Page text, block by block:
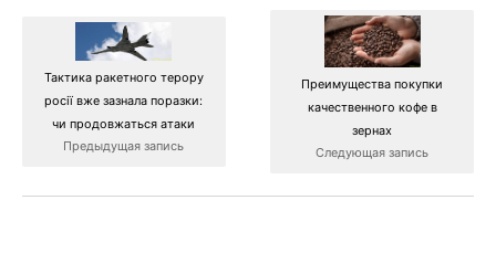
Тактика ракетного терору
росії вже зазнала поразки:
чи продовжаться атаки
Предыдущая запись
Преимущества покупки
качественного кофе в
зернах
Следующая запись